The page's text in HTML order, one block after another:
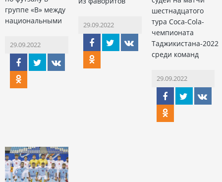
группе «В» между
национальными
29.09.2022
29.09.2022
шестнадцатого
тура Coca-Cola-
чемпионата
Таджикистана-2022
среди команд
29.09.2022